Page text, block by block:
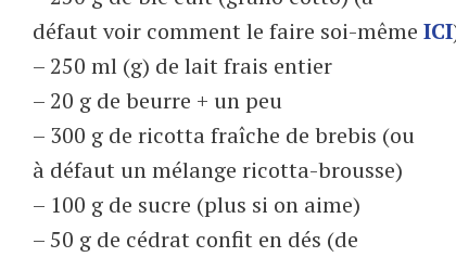
défaut voir comment le faire soi-même ICI
– 250 ml (g) de lait frais entier
– 20 g de beurre + un peu
– 300 g de ricotta fraîche de brebis (ou
à défaut un mélange ricotta-brousse)
– 100 g de sucre (plus si on aime)
– 50 g de cédrat confit en dés (de